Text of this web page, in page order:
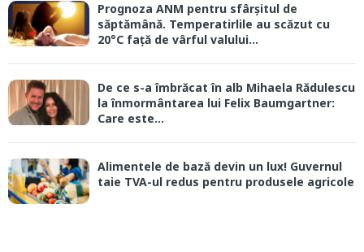
Prognoza ANM pentru sfârșitul de
săptămână. Temperatirlile au scăzut cu
20°C față de vârful valului...
De ce s-a îmbrăcat în alb Mihaela Rădulescu
la înmormântarea lui Felix Baumgartner:
Care este...
Alimentele de bază devin un lux! Guvernul
taie TVA-ul redus pentru produsele agricole